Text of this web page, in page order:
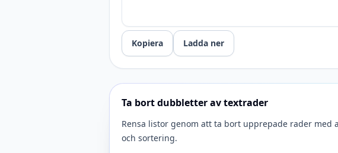
Kopiera Ladda ner
Ta bort dubbletter av textrader
Rensa listor genom att ta bort upprepade rader
och sortering.